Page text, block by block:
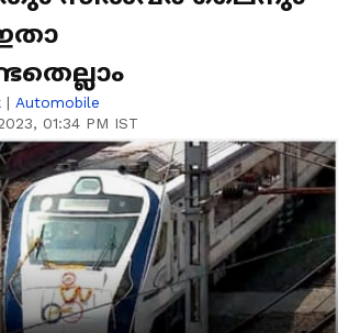
| Automobile
01:34 PM IST